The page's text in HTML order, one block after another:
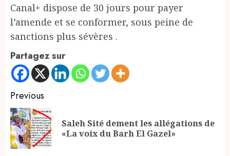
Canal+ dispose de 30 jours pour payer
l’amende et se conformer, sous peine de
sanctions plus sévères .
Partagez sur
Continue
Reading
Previous
Saleh Sité dement les allégations de
«La voix du Barh El Gazel»